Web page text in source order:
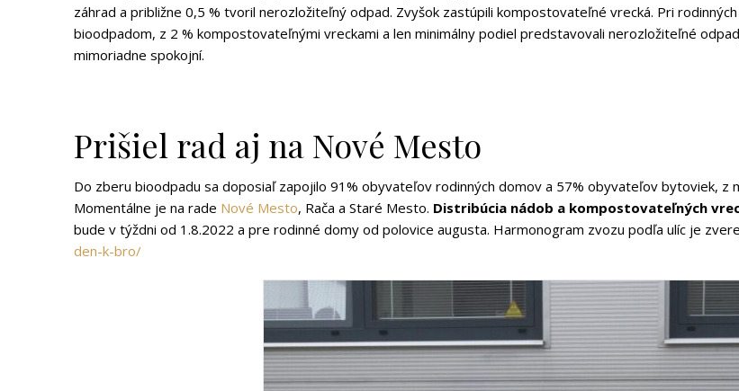
záhrad a približne 0,5 % tvoril nerozložiteľný odpad. Zvyšok zastúpili kompostovateľné vrecká. Pri
bioodpadom, z 2 % kompostovateľnými vreckami a len minimálny podiel predstavovali nerozložiteľné
mimoriadne spokojní.
Prišiel rad aj na Nové Mesto
Do zberu bioodpadu sa doposiaľ zapojilo 91% obyvateľov rodinných domov a 57% obyvateľov bytoviek, z
Momentálne je na rade Nové Mesto, Rača a Staré Mesto. Distribúcia nádob a kompostovateľných
bude v týždni od 1.8.2022 a pre rodinné domy od polovice augusta. Harmonogram zvozu podľa ulíc je
den-k-bro/